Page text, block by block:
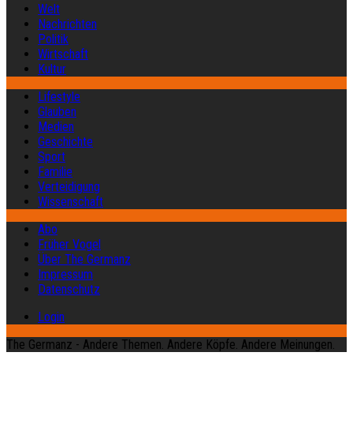
Welt
Nachrichten
Politik
Wirtschaft
Kultur
Lifestyle
Glauben
Medien
Geschichte
Sport
Familie
Verteidigung
Wissenschaft
Abo
Früher Vogel
Über The Germanz
Impressum
Datenschutz
Login
The Germanz - Andere Themen. Andere Köpfe. Andere Meinungen.